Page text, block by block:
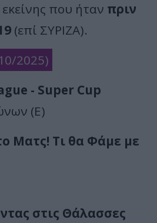
που ήταν πριν
(επί ΣΥΡΙΖΑ).
2025)
- Super Cup
(E)
Ματς! Τι θα Φάμε με
στις Θάλασσες